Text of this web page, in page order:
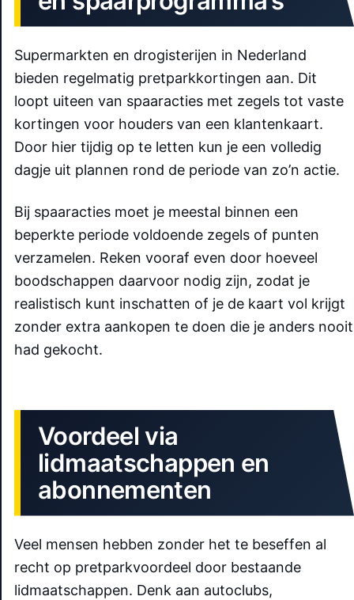
Supermarkten en drogisterijen in Nederland
bieden regelmatig pretparkkortingen aan. Dit
loopt uiteen van spaaracties met zegels tot vaste
kortingen voor houders van een klantenkaart.
Door hier tijdig op te letten kun je een volledig
dagje uit plannen rond de periode van zo’n actie.
Bij spaaracties moet je meestal binnen een
beperkte periode voldoende zegels of punten
verzamelen. Reken vooraf even door hoeveel
boodschappen daarvoor nodig zijn, zodat je
realistisch kunt inschatten of je de kaart vol krijgt
zonder extra aankopen te doen die je anders nooit
had gekocht.
Voordeel via
lidmaatschappen en
abonnementen
Veel mensen hebben zonder het te beseffen al
recht op pretparkvoordeel door bestaande
lidmaatschappen. Denk aan autoclubs,